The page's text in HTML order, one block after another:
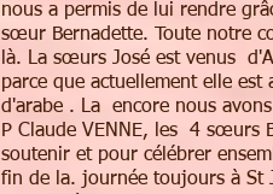
nous a permis de lui rendre
sœur Bernadette. Toute notre
là. La sœurs José est venus
parce que actuellement elle
d'arabe . La encore nous
P Claude VENNE, les 4 sœurs
soutenir et pour célébrer
fin de la. journée toujours à St